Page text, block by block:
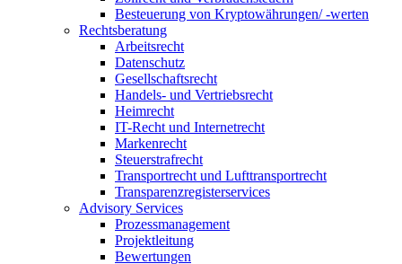
Besteuerung von Kryptowährungen/ -werten
Rechtsberatung
Arbeitsrecht
Datenschutz
Gesellschaftsrecht
Handels- und Vertriebsrecht
Heimrecht
IT-Recht und Internetrecht
Markenrecht
Steuerstrafrecht
Transportrecht und Lufttransportrecht
Transparenzregisterservices
Advisory Services
Prozessmanagement
Projektleitung
Bewertungen